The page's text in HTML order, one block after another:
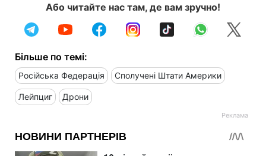
Або читайте нас там, де вам зручно!
Більше по темі:
Російська Федерація Сполучені Штати Америки
Лейпциг Дрони